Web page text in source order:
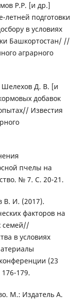
Р.Р. [и др.]
летней подготовки
в условиях
Башкортостан/ //
аграрного
Шелехов Д. В. [и
добавок
Известия
пчелы на
№ 7. С. 20-21.
В. И. (2017).
факторов на
семей//
в условиях
(23
179.
М.: Издатель А.